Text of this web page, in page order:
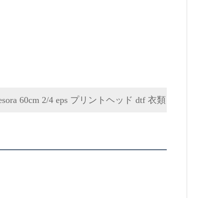
60cm 2/4 eps プリントヘッド dtf 衣類